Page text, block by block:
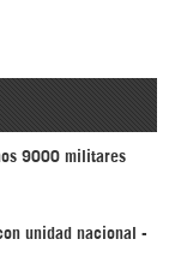
9000 militares
unidad nacional -